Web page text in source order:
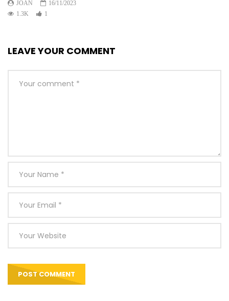
JOAN
16/11/2023
1.3K
1
LEAVE YOUR COMMENT